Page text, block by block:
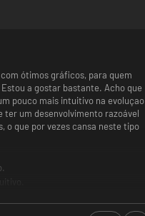
ótimos gráficos, para quem
a gostar bastante. Acho que
pouco mais intuitivo na evoluçao
ter um desenvolvimento razoável
o que por vezes cansa neste tipo